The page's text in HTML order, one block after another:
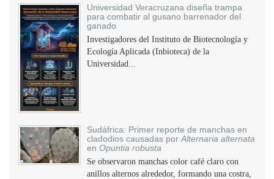
Universidad Veracruzana diseña trampa
para combatir al gusano barrenador del
ganado
Investigadores del Instituto de Biotecnología y
Ecología Aplicada (Inbioteca) de la
Universidad...
Sudáfrica: Primer reporte de manchas en
cladodios causadas por Alternaria alternata
en Opuntia robusta
Se observaron manchas color café claro con
anillos alternos alrededor, formando una costra,